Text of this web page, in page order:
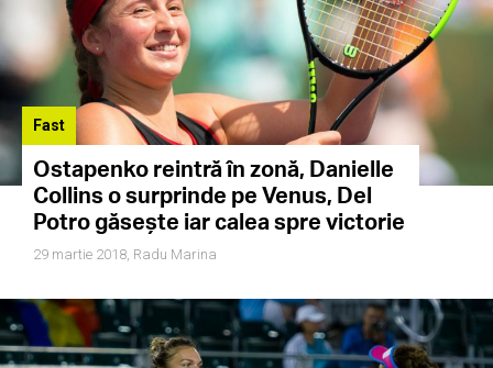
Fast
Ostapenko reintră în zonă, Danielle
Collins o surprinde pe Venus, Del
Potro găsește iar calea spre victorie
29 martie 2018, Radu Marina